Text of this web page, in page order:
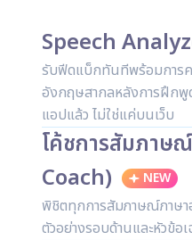
Speech
รับฟีดแบ็กทันทีพร้อมการ
อังกฤษสากลหลังการฝึก
แอปแล้ว ไม่ใช่แค่บนเว็บ
โค้ชการสัมภา
Coach)
NEW
พิชิตทุกการสัมภาษณ์ภาษา
ตัวอย่างรอบด้านและหัวข้อ